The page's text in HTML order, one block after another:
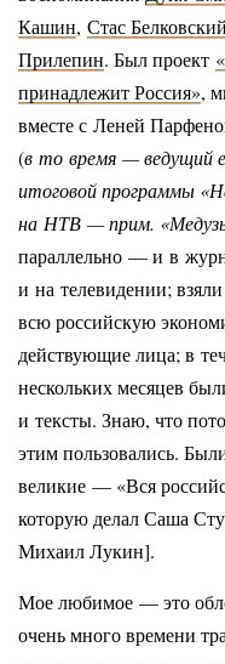
Кашин, Стас Белковский
Прилепин. Был проект
принадлежит Россия»,
вместе с Леней
(в то время — ведущий
итоговой программы
на НТВ — прим.
параллельно — и в
и на телевидении;
всю российскую
действующие лица; в
нескольких месяцев
и тексты. Знаю, что
этим пользовались.
великие — «Вся
которую делал Саша
Михаил Лукин].
Мое любимое — это
очень много времени